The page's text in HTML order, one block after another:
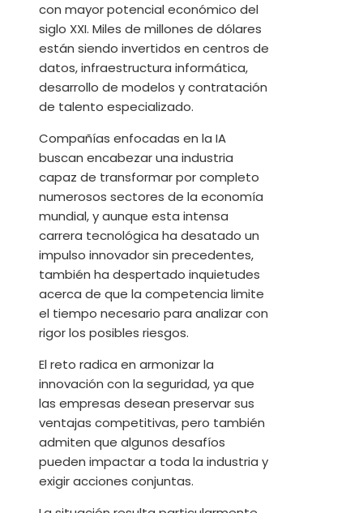
con mayor potencial económico del
siglo XXI. Miles de millones de dólares
están siendo invertidos en centros de
datos, infraestructura informática,
desarrollo de modelos y contratación
de talento especializado.
Compañías enfocadas en la IA
buscan encabezar una industria
capaz de transformar por completo
numerosos sectores de la economía
mundial, y aunque esta intensa
carrera tecnológica ha desatado un
impulso innovador sin precedentes,
también ha despertado inquietudes
acerca de que la competencia limite
el tiempo necesario para analizar con
rigor los posibles riesgos.
El reto radica en armonizar la
innovación con la seguridad, ya que
las empresas desean preservar sus
ventajas competitivas, pero también
admiten que algunos desafíos
pueden impactar a toda la industria y
exigir acciones conjuntas.